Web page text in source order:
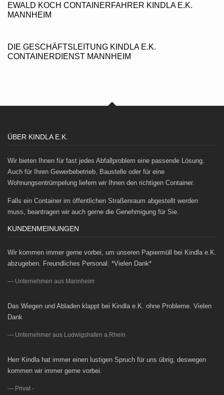
EWALD KOCH CONTAINERFAHRER KINDLA E.K.
MANNHEIM
DIE GESCHÄFTSLEITUNG KINDLA E.K.
CONTAINERDIENST MANNHEIM
ÜBER KINDLA E.K.
Wir bieten Ihnen für fast jedes Abfallproblem eine passende Lösung.
Auch für Ihren Gewerbebetrieb, Baustelle oder für eine
Wohnungsentrümpelung liefern wir Ihnen den richtigen Container.
Falls ein Container im öffentlichen Straßenraum abgestellt werden
muss, beantragen wir auch gerne die Genehmigung für Sie.
KUNDENMEINUNGEN
Wir kommen immer gerne vorbei, um unseren Papiermüll bei Kindla e.K.
abzugeben. Freundliches Personal. *Vielen Dank*
Unternehmen aus Mannheim
Das Wiegen und Abladen klappt bei Kindla e.K. ohne Probleme. Vielen
Dank
Unternehmer aus Ludwigshafen a.Rhein
Herr Kindla hat immer einen lustigen Spruch für uns übrig, deswegen
kommen wir immer gerne vorbei.
Privat -